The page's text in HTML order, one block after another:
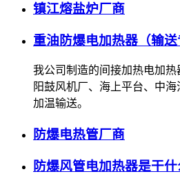
镇江熔盐炉厂商
重油防爆电加热器（输送
我公司制造的间接加热电加
阳鼓风机厂、海上平台、中
加温输送。
防爆电热管厂商
防爆风管电加热器是干